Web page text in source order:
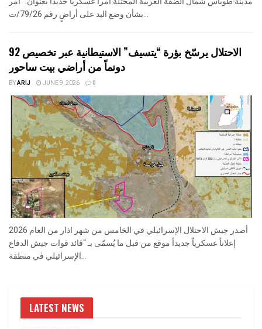
بشأن وضع اليد على أراضٍ رقم 79/26/ت...
الاحتلال يرسّخ بؤرة “يتسيف” الاستيطانية عبر تخصيص 92
دونماً من أراضي بيت ساحور
BYARIJ JUNE 9, 2026 0
أصدر جيش الاحتلال الإسرائيلي في الخامس من شهر اذار من العام 2026
إعلاناً عسكرياً جديداً موقع من قبل ما يُسمّى بـ “قائد قوات جيش الدفاع
الإسرائيلي في منطقة...
LATEST NEWS